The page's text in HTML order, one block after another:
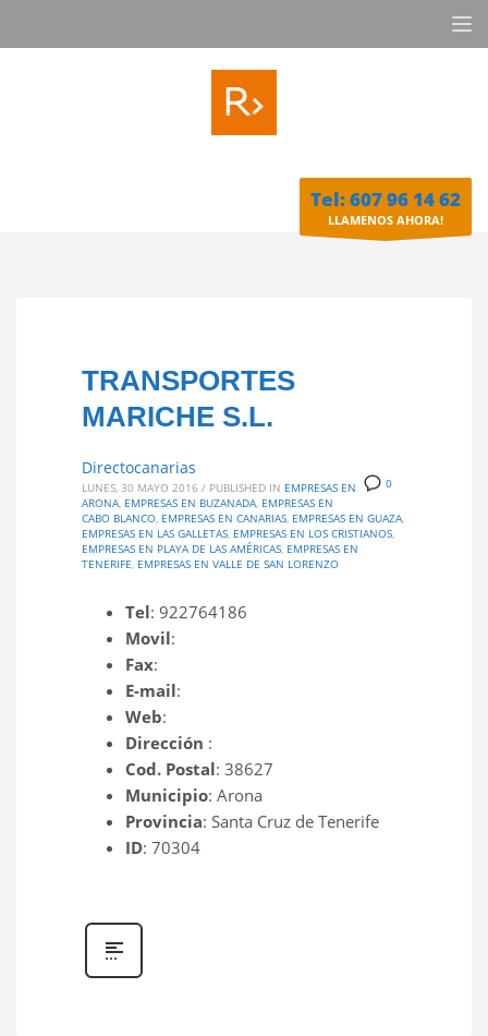
Tel: 607 96 14 62
LLAMENOS AHORA!
TRANSPORTES
MARICHE S.L.
0
Directocanarias
LUNES, 30 MAYO 2016 / PUBLISHED IN EMPRESAS EN
ARONA, EMPRESAS EN BUZANADA, EMPRESAS EN
CABO BLANCO, EMPRESAS EN CANARIAS, EMPRESAS EN GUAZA,
EMPRESAS EN LAS GALLETAS, EMPRESAS EN LOS CRISTIANOS,
EMPRESAS EN PLAYA DE LAS AMÉRICAS, EMPRESAS EN
TENERIFE, EMPRESAS EN VALLE DE SAN LORENZO
Tel: 922764186
Movil:
Fax:
E-mail:
Web:
Dirección :
Cod. Postal: 38627
Municipio: Arona
Provincia: Santa Cruz de Tenerife
ID: 70304